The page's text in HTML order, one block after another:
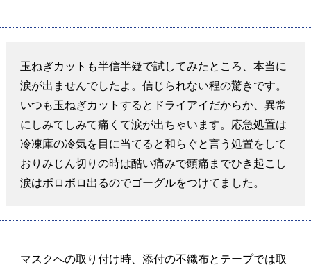
玉ねぎカットも半信半疑で試してみたところ、本当に
涙が出ませんでしたよ。信じられない程の驚きです。
いつも玉ねぎカットするとドライアイだからか、異常
にしみてしみて痛くて涙が出ちゃいます。応急処置は
冷凍庫の冷気を目に当てると和らぐと言う処置をして
おりみじん切りの時は酷い痛みで頭痛までひき起こし
涙はボロボロ出るのでゴーグルをつけてました。
マスクへの取り付け時、添付の不織布とテープでは取